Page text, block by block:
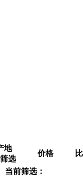
地
选
价格
当前筛选：